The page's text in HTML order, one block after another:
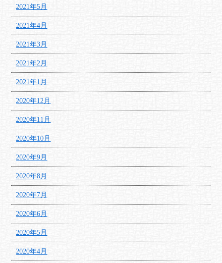
2021年5月
2021年4月
2021年3月
2021年2月
2021年1月
2020年12月
2020年11月
2020年10月
2020年9月
2020年8月
2020年7月
2020年6月
2020年5月
2020年4月